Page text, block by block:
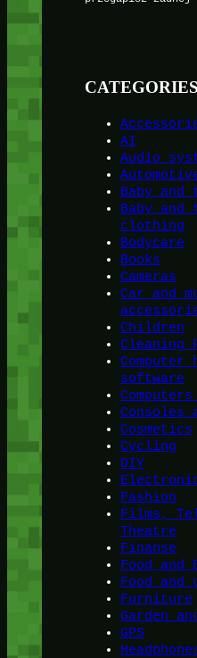
CATEGORIES
AI
Audio
Baby and
Baby and
clothing
Bodycare
Books
Cameras
Car and
Children
Cleaning
Computer
software
Consoles
Cosmetics
Cycling
DIY
Fashion
Films,
Theatre
Finanse
Food and
Food and
Furniture
Garden
GPS